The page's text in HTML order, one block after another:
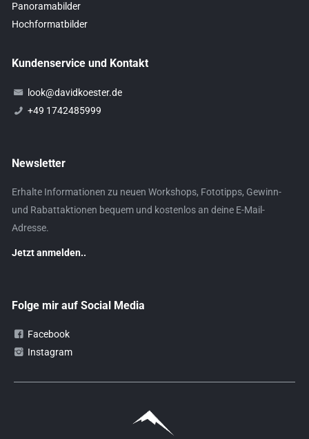
Panoramabilder
Hochformatbilder
Kundenservice und Kontakt
look@davidkoester.de
+49 1742485999
Newsletter
Erhalte Informationen zu neuen Workshops, Fototipps, Gewinn-
und Rabattaktionen bequem und kostenlos an deine E-Mail-
Adresse.
Jetzt anmelden..
Folge mir auf Social Media
Facebook
Instagram